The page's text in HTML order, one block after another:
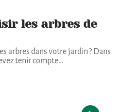
les arbres de
arbres dans votre jardin ? Dans
tenir compte…